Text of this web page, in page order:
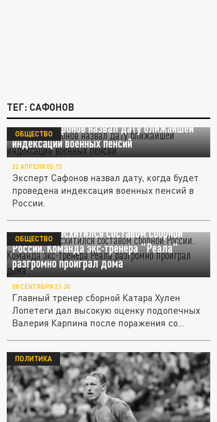
ТЕГ: САФОНОВ
Эксперт Сафонов назвал дату ближайшей
индексации военных пенсий
ОБЩЕСТВО
22 АПРЕЛЯ 05:15
Эксперт Сафонов назвал дату, когда будет
проведена индексация военных пенсий в
России.
Лопетеги восхитился составом сборной
России. Команда экс-тренера "Реала"
разгромно проиграл дома
ОБЩЕСТВО
08 СЕНТЯБРЯ 21:30
Главный тренер сборной Катара Хулен
Лопетеги дал высокую оценку подопечных
Валерия Карпина после поражения со...
ПОЛИТИКА